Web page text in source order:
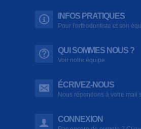
INFOS PRATIQUES
Pour l'orthodontiste et son
QUI SOMMES NOUS ?
Voir notre équipe
ÉCRIVEZ-NOUS
Nous répondons à votre mail
CONNEXION